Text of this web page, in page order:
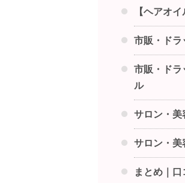
【ヘアオ
市販・ドラ
市販・ドラ
ル
サロン・美
サロン・美
まとめ｜